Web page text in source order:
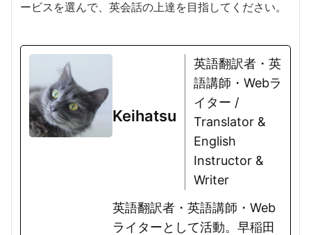
ービスを選んで、英会話の上達を目指してください。
Keihatsu
英語翻訳者・英
語講師・Webラ
イター /
Translator &
English
Instructor &
Writer
英語翻訳者・英語講師・Web
ライターとして活動。早稲田